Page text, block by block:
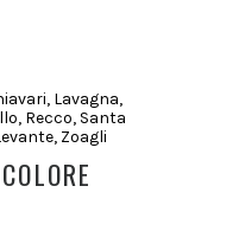
, Lavagna,
, Recco, Santa
, Zoagli